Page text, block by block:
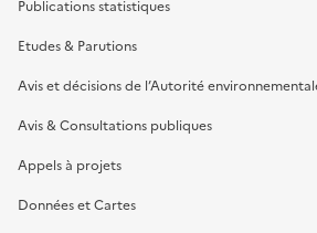
Publications statistiques
Etudes & Parutions
Avis et décisions de l’Autorité
Avis & Consultations publiques
Appels à projets
Données et Cartes